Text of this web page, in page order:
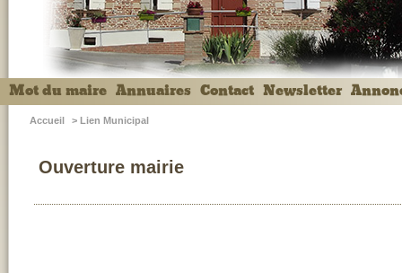
Mot du maire Annuaires Contact Newsletter
Accueil > Lien Municipal
Ouverture mairie